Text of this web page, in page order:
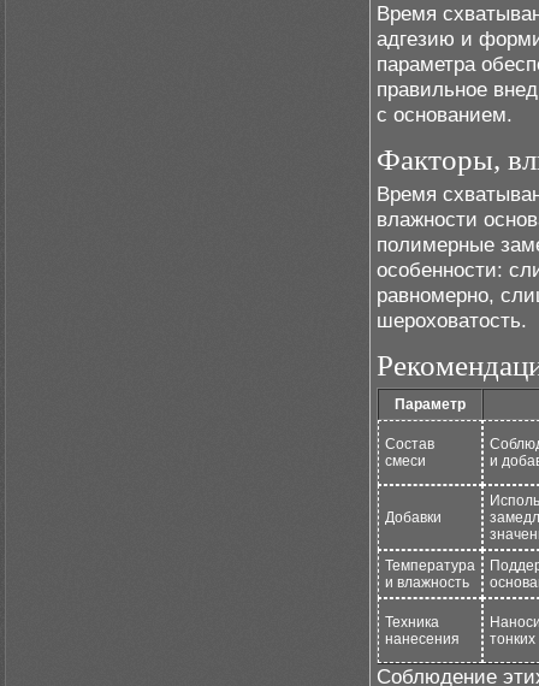
Время
адгезию и
параметра
правильное
с основанием.
Факторы,
Время
влажности
полимерные
особенности:
равномерно,
шероховатость.
Параметр
Состав
смеси
и
Добавки
Температура
и влажность
Техника
нанесения
Соблюдение